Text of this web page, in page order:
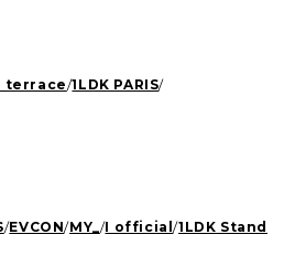
terrace/1LDK PARIS/
/EVCON/MY_/I official/1LDK Stand